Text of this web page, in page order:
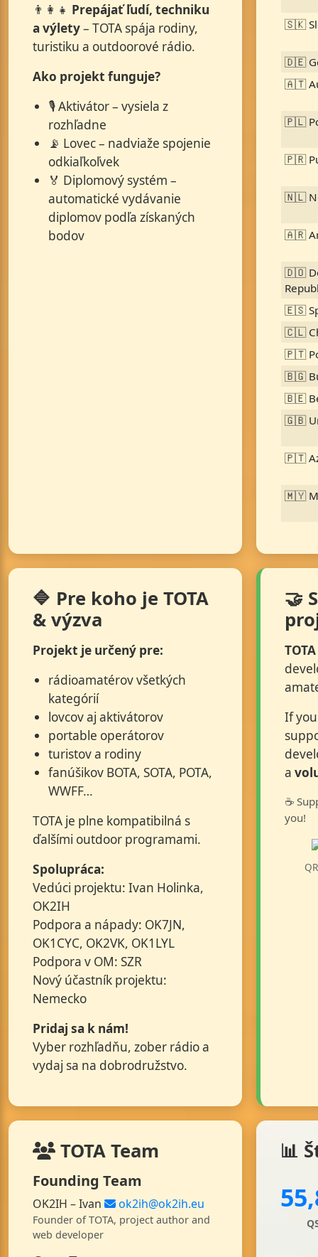
👨‍👩‍👧 Prepájať ľudí, techniku
a výlety– TOTA spája rodiny,
turistiku a outdoorové rádio.
Ako projekt funguje?
🎙️ Aktivátor – vysiela z
rozhľadne
📡 Lovec – nadviaže spojenie
odkiaľkoľvek
🏅 Diplomový systém –
automatické vydávanie
diplomov podľa získaných
bodov
🇸🇰
🇩🇪
🇦🇹
🇵🇱
🇵🇷
🇳🇱
🇦🇷
🇩🇴
🇪🇸
🇨🇱
🇵🇹
🇧🇬
🇧🇪
🇬🇧
🇵🇹
🇲🇾
🔷 Pre koho je TOTA
& výzva
Projekt je určený pre:
rádioamatérov všetkých
kategórií
lovcov aj aktivátorov
portable operátorov
turistov a rodiny
fanúšikov BOTA, SOTA, POTA,
WWFF…
TOTA je plne kompatibilná s
ďalšími outdoor programami.
Spolupráca:
Vedúci projektu: Ivan Holinka,
OK2IH
Podpora a nápady: OK7JN,
OK1CYC, OK2VK, OK1LYL
Podpora v OM: SZR
Nový účastník projektu:
Nemecko
Pridaj sa k nám!
Vyber rozhľadňu, zober rádio a
vydaj sa na dobrodružstvo.
🤝
TOTA
If
a
☕
you!
TOTA Team
Founding Team
OK2IH – Ivan ok2ih@ok2ih.eu
Founder of TOTA, project author and
web developer
📊